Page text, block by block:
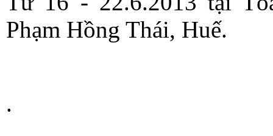
Phạm Hồng Thái, Huế.
.